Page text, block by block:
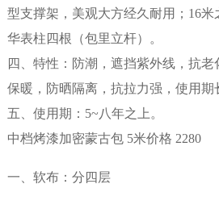
型支撑架，美观大方经久耐用；16
华表柱四根（包里立杆）。
四、特性：防潮，遮挡紫外线，抗
保暖，防晒隔离，抗拉力强，使用期
五、使用期：5~八年之上。
中档烤漆加密蒙古包 5米价格 2280
一、软布：分四层